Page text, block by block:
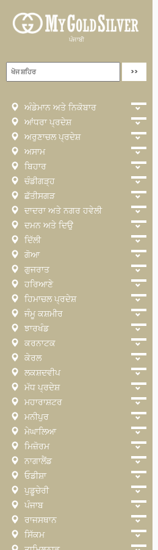
ਪੰਜਾਬੀ
ਅੰਡੇਮਾਨ ਅਤੇ ਨਿਕੋਬਾਰ
ਆਂਧਰਾ ਪ੍ਰਦੇਸ਼
ਅਰੁਣਾਚਲ ਪ੍ਰਦੇਸ਼
ਅਸਾਮ
ਬਿਹਾਰ
ਚੰਡੀਗੜ੍ਹ
ਛੱਤੀਸਗੜ
ਦਾਦਰਾ ਅਤੇ ਨਗਰ ਹਵੇਲੀ
ਦਮਨ ਅਤੇ ਦਿਉ
ਦਿੱਲੀ
ਗੋਆ
ਗੁਜਰਾਤ
ਹਰਿਆਣੇ
ਹਿਮਾਚਲ ਪ੍ਰਦੇਸ਼
ਜੰਮੂ ਕਸ਼ਮੀਰ
ਝਾਰਖੰਡ
ਕਰਨਾਟਕ
ਕੇਰਲ
ਲਕਸ਼ਦਵੀਪ
ਮੱਧ ਪ੍ਰਦੇਸ਼
ਮਹਾਰਾਸ਼ਟਰ
ਮਨੀਪੁਰ
ਮੇਘਾਲਿਆ
ਮਿਜ਼ੋਰਮ
ਨਾਗਾਲੈਂਡ
ਓਡੀਸ਼ਾ
ਪੁਡੂਚੇਰੀ
ਪੰਜਾਬ
ਰਾਜਸਥਾਨ
ਸਿੱਕਮ